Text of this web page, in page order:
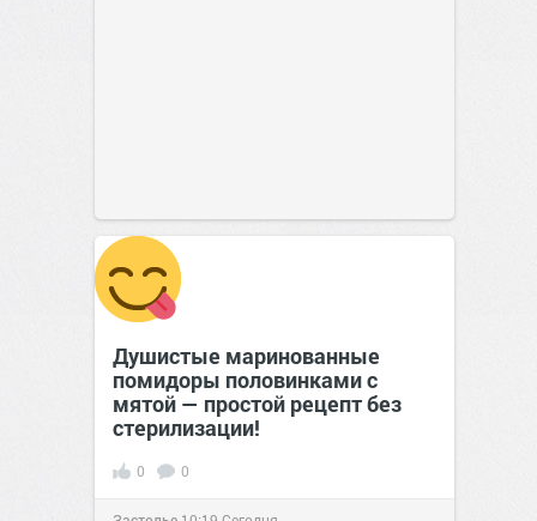
Душистые маринованные
помидоры половинками с
мятой — простой рецепт без
стерилизации!
0 0